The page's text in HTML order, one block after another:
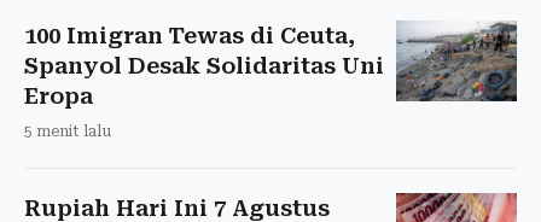
100 Imigran Tewas di Ceuta,
Spanyol Desak Solidaritas Uni
Eropa
5 menit lalu
Rupiah Hari Ini 7 Agustus